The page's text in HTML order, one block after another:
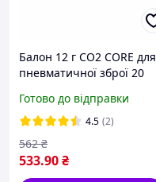
Балон 12 г CO2 CORE для
пневматичної зброї 20
Готово до відправки
4.5 (2)
533.90₴
562 ₴